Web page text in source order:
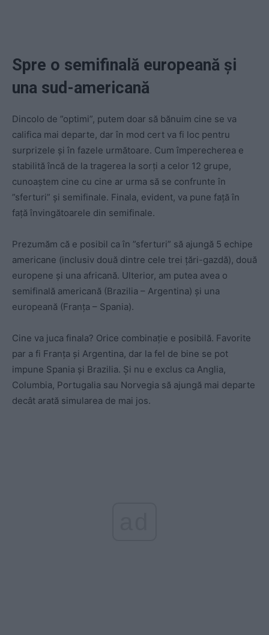
Spre o semifinală europeană și
una sud-americană
Dincolo de ”optimi”, putem doar să bănuim cine se va
califica mai departe, dar în mod cert va fi loc pentru
surprizele și în fazele următoare. Cum împerecherea e
stabilită încă de la tragerea la sorți a celor 12 grupe,
cunoaștem cine cu cine ar urma să se confrunte în
”sferturi” și semifinale. Finala, evident, va pune față în
față învingătoarele din semifinale.
Prezumăm că e posibil ca în ”sferturi” să ajungă 5 echipe
americane (inclusiv două dintre cele trei țări-gazdă), două
europene și una africană. Ulterior, am putea avea o
semifinală americană (Brazilia – Argentina) și una
europeană (Franța – Spania).
Cine va juca finala? Orice combinație e posibilă. Favorite
par a fi Franța și Argentina, dar la fel de bine se pot
impune Spania și Brazilia. Și nu e exclus ca Anglia,
Columbia, Portugalia sau Norvegia să ajungă mai departe
decât arată simularea de mai jos.